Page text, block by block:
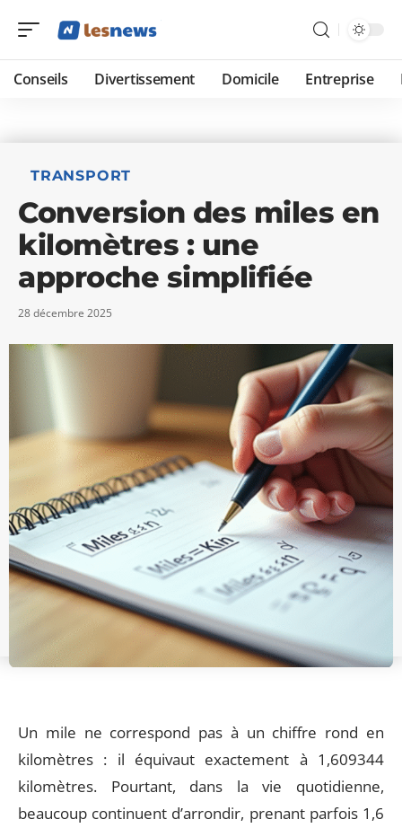
Conseils Divertissement Domicile Entreprise
TRANSPORT
Conversion des miles en
kilomètres : une
approche simplifiée
28 décembre 2025
Un mile ne correspond pas à un chiffre rond en
kilomètres : il équivaut exactement à 1,609344
kilomètres. Pourtant, dans la vie quotidienne,
beaucoup continuent d’arrondir, prenant parfois 1,6